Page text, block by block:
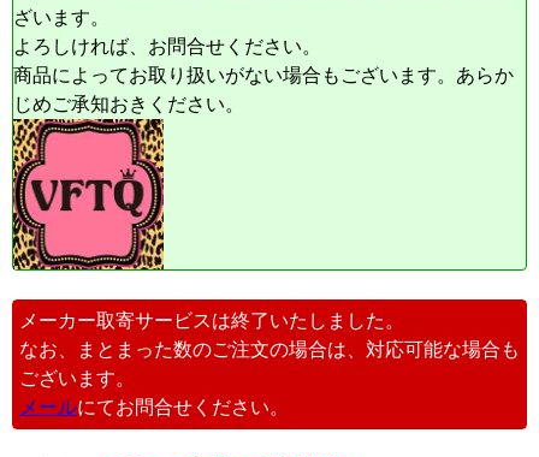
ざいます。
よろしければ、お問合せください。
商品によってお取り扱いがない場合もございます。あらか
じめご承知おきください。
メーカー取寄サービスは終了いたしました。
なお、まとまった数のご注文の場合は、対応可能な場合も
ございます。
メールにてお問合せください。